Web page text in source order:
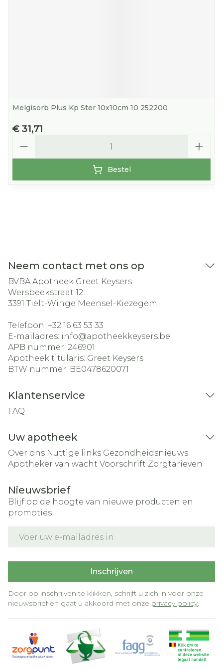
Melgisorb Plus Kp Ster 10x10cm 10 252200
€ 31,71
Bestel
Neem contact met ons op
BVBA Apotheek Greet Keysers
Wersbeekstraat 12
3391 Tielt-Winge Meensel-Kiezegem
Telefoon: +32 16 63 53 33
E-mailadres: info@apotheekkeysers.be
APB nummer: 246901
Apotheek titularis: Greet Keysers
BTW nummer: BE0478620071
Klantenservice
FAQ
Uw apotheek
Over ons Nuttige links Gezondheidsnieuws
Apotheker van wacht Voorschrift Zorgtarieven
Nieuwsbrief
Blijf op de hoogte van nieuwe producten en
promoties
Inschrijven
Door op inschrijven te klikken, schrijft u zich in voor onze
nieuwsbrief en gaat u akkoord met onze privacy policy.